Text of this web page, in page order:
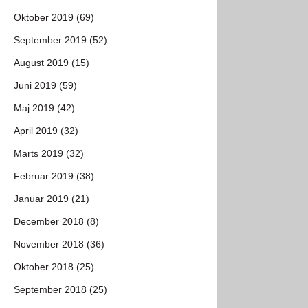
Oktober 2019 (69)
September 2019 (52)
August 2019 (15)
Juni 2019 (59)
Maj 2019 (42)
April 2019 (32)
Marts 2019 (32)
Februar 2019 (38)
Januar 2019 (21)
December 2018 (8)
November 2018 (36)
Oktober 2018 (25)
September 2018 (25)